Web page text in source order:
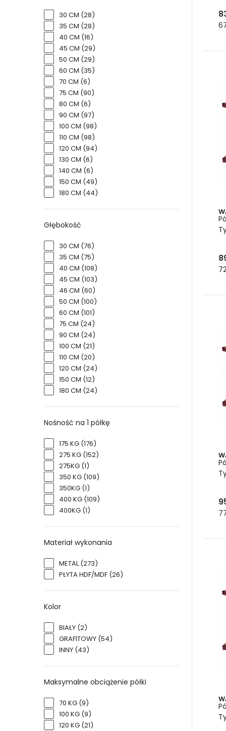
30 CM (28)
35 CM (28)
40 CM (16)
45 CM (29)
50 CM (29)
60 CM (35)
70 CM (6)
75 CM (90)
80 CM (6)
90 CM (97)
100 CM (98)
110 CM (98)
120 CM (94)
130 CM (6)
140 CM (6)
150 CM (49)
180 CM (44)
Głębokość
30 CM (76)
35 CM (75)
40 CM (108)
45 CM (103)
46 CM (60)
50 CM (100)
60 CM (101)
75 CM (24)
90 CM (24)
100 CM (21)
110 CM (20)
120 CM (24)
150 CM (12)
180 CM (24)
Nośność na 1 półkę
175 KG (176)
275 KG (152)
275KG (1)
350 KG (109)
350KG (1)
400 KG (109)
400KG (1)
Materiał wykonania
METAL(273)
PŁYTA HDF/MDF (26)
Kolor
BIAŁY (2)
GRAFITOWY (54)
INNY (43)
Maksymalne obciążenie półki
70 KG (9)
100 KG (9)
120 KG (21)
W
W
-
-
-